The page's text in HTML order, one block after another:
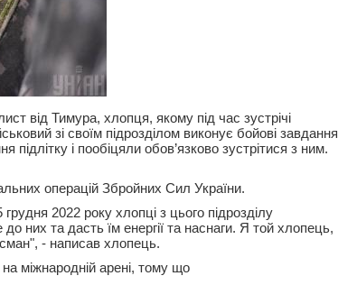
від Тимура, хлопця, якому під час зустрічі
зі своїм підрозділом виконує бойові завдання
і пообіцяли обов’язково зустрітися з ним.
операцій Збройних Сил України.
2022 року хлопці з цього підрозділу
них та дасть їм енергії та наснаги. Я той хлопець,
- написав хлопець.
міжнародній арені, тому що